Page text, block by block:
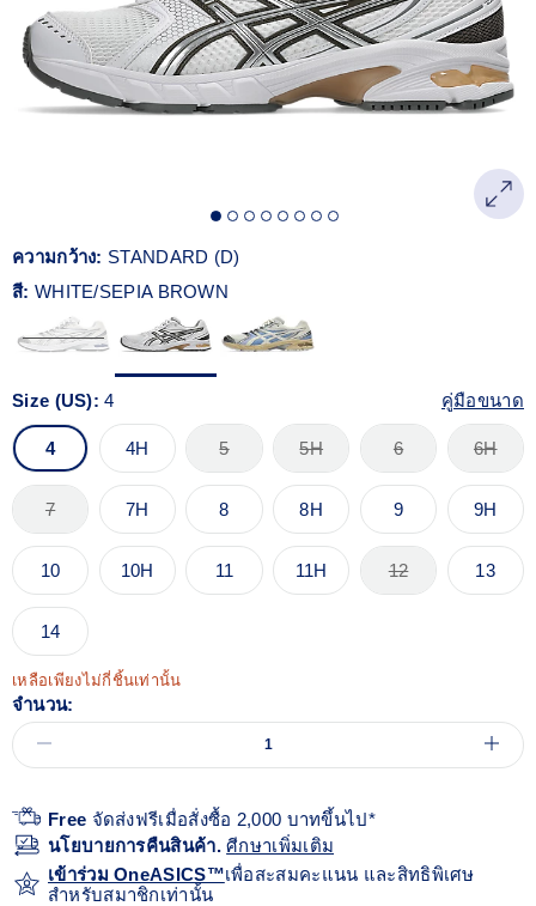
หน้า
เดียวกัน
ความกว้าง: STANDARD (D)
สี: WHITE/SEPIA BROWN
Size (US):4 คู่มือขนาด
4 4H 5 5H 6 6H
7 7H 8 8H 9 9H
10 10H 11 11H 12 13
14
เหลือเพียงไม่กี่ชิ้นเท่านั้น
จำนวน:
Free จัดส่งฟรีเมื่อสั่งซื้อ 2,000 บาทขึ้นไป*
นโยบายการคืนสินค้า.ศีกษาเพิ่มเติม
เข้าร่วม OneASICS™เพื่อสะสมคะแนน และสิทธิพิเศษ
สำหรับสมาชิกเท่านั้น